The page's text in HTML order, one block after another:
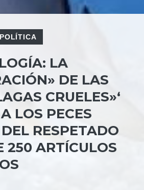
LA
DE LAS
CRUELES»‘
LOS PECES
RESPETADO
250 ARTÍCULOS